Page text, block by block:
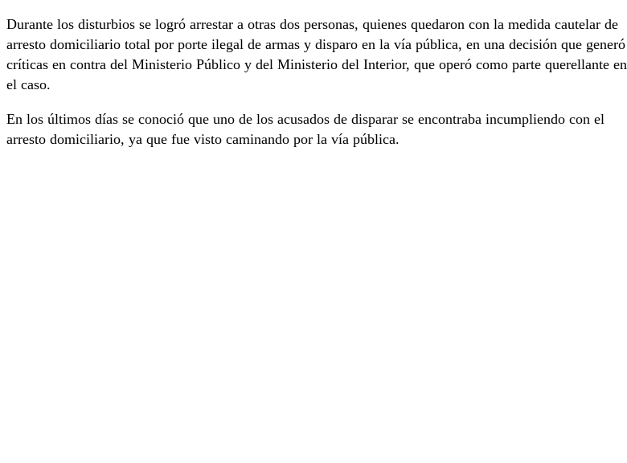
Durante los disturbios se logró arrestar a otras dos personas, quienes quedaron con la medida cautelar de
arresto domiciliario total por porte ilegal de armas y disparo en la vía pública, en una decisión que generó
críticas en contra del Ministerio Público y del Ministerio del Interior, que operó como parte querellante en
el caso.
En los últimos días se conoció que uno de los acusados de disparar se encontraba incumpliendo con el
arresto domiciliario, ya que fue visto caminando por la vía pública.